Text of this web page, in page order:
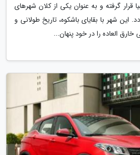
قرار گرفته و به عنوان یکی از کلان شهرهای
این شهر با بقایای باشکوه، تاریخ طولانی و
العاده را در خود پنهان...